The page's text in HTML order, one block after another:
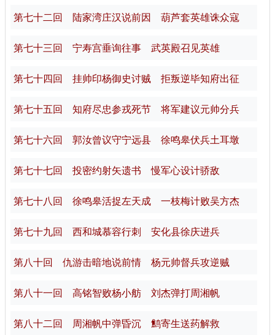
第七十二回 陆家湾庄汉说前因 葫芦套英雄诛众寇
第七十三回 宁寿宫垂询往事 武英殿召见英雄
第七十四回 挂帅印杨御史讨贼 拒叛逆毕知府出征
第七十五回 知府尽忠参戎死节 将军建议元帅分兵
第七十六回 郭汝曾议守宁远县 徐鸣皋伏兵土耳墩
第七十七回 投密约射矢遗书 慢军心设计骄敌
第七十八回 徐鸣皋活捉左天成 一枝梅计败吴方杰
第七十九回 西和城慕容行刺 安化县徐庆进兵
第八十回 仇游击暗地说前情 杨元帅督兵攻逆贼
第八十一回 高铭智败杨小舫 刘杰弹打周湘帆
第八十二回 周湘帆中弹昏沉 鹪寄生送药解救